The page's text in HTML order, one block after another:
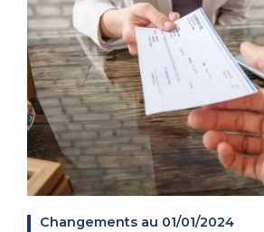
Changements au 01/01/2024